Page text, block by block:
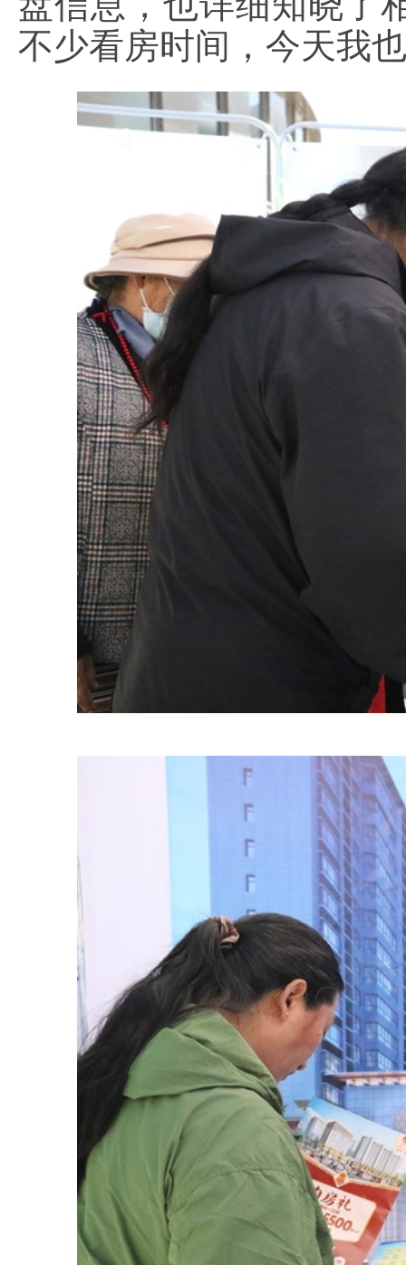
不少看房时间，今天我